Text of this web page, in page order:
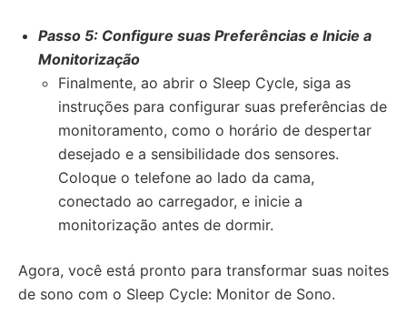
Passo 5: Configure suas Preferências e Inicie a
Monitorização
Finalmente, ao abrir o Sleep Cycle, siga as
instruções para configurar suas preferências de
monitoramento, como o horário de despertar
desejado e a sensibilidade dos sensores.
Coloque o telefone ao lado da cama,
conectado ao carregador, e inicie a
monitorização antes de dormir.
Agora, você está pronto para transformar suas noites
de sono com o Sleep Cycle: Monitor de Sono.